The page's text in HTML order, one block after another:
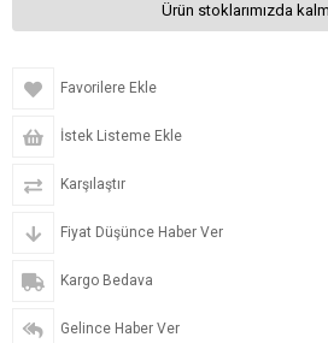
Ürün stoklarımızda
Favorilere Ekle
İstek Listeme Ekle
Karşılaştır
Fiyat Düşünce Haber Ver
Kargo Bedava
Gelince Haber Ver